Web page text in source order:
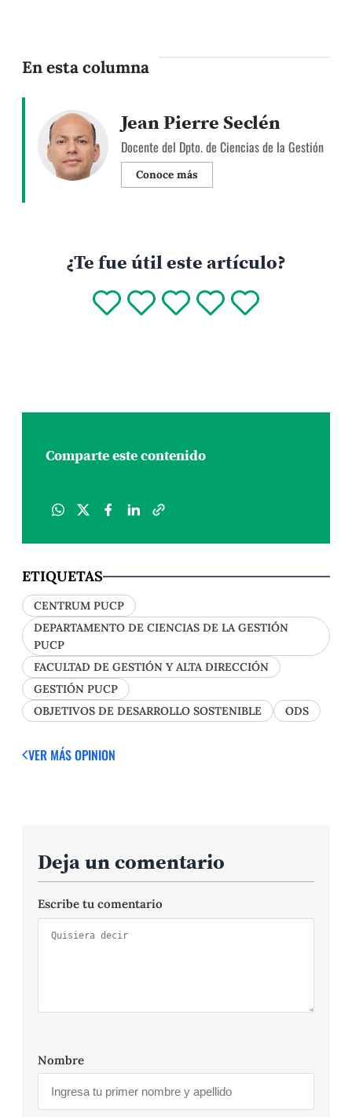
En esta columna
Jean Pierre Seclén
Docente del Dpto. de Ciencias de la Gestión
Conoce más
¿Te fue útil este artículo?
Comparte este contenido
ETIQUETAS
CENTRUM PUCP
DEPARTAMENTO DE CIENCIAS DE LA GESTIÓN
PUCP
FACULTAD DE GESTIÓN Y ALTA DIRECCIÓN
GESTIÓN PUCP
OBJETIVOS DE DESARROLLO SOSTENIBLE
ODS
VER MÁS OPINION
Deja un comentario
Escribe tu comentario
Nombre